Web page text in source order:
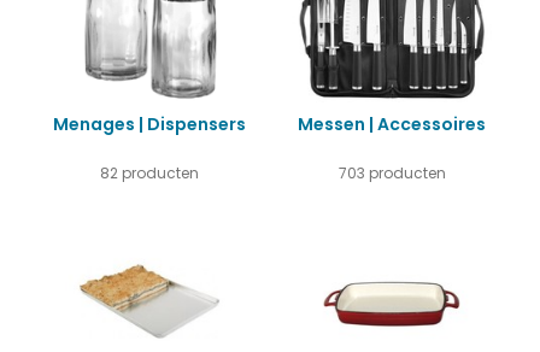
Menages | Dispensers
82 producten
Messen | Accessoires
703 producten